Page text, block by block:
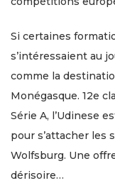
Si certaines
s’intéressaient au
comme la
Monégasque. 12e
Série A, l’Udinese
pour s’attacher les
Wolfsburg. Une
dérisoire…